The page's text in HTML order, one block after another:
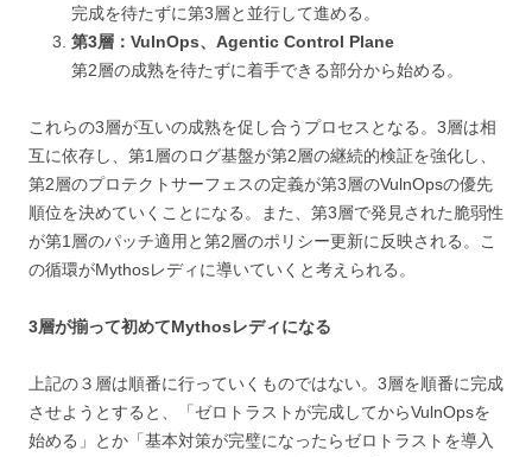
完成を待たずに第3層と並行して進める。
第3層：VulnOps、Agentic Control Plane
第2層の成熟を待たずに着手できる部分から始める。
これらの3層が互いの成熟を促し合うプロセスとなる。3層は相
互に依存し、第1層のログ基盤が第2層の継続的検証を強化し、
第2層のプロテクトサーフェスの定義が第3層のVulnOpsの優先
順位を決めていくことになる。また、第3層で発見された脆弱性
が第1層のパッチ適用と第2層のポリシー更新に反映される。こ
の循環がMythosレディに導いていくと考えられる。
3層が揃って初めてMythosレディになる
上記の３層は順番に行っていくものではない。3層を順番に完成
させようとすると、「ゼロトラストが完成してからVulnOpsを
始める」とか「基本対策が完璧になったらゼロトラストを導入